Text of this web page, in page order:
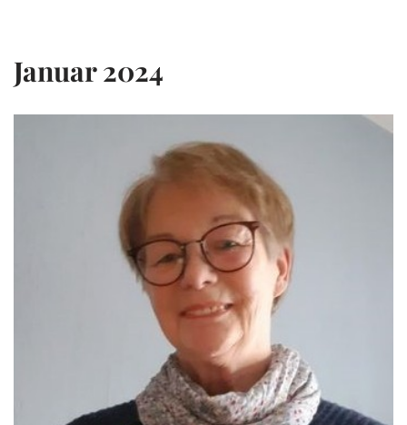
Inhalt
springen
Januar 2024